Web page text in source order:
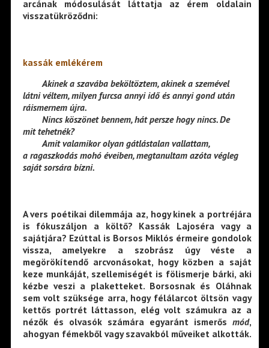
arcának módosulását láttatja az érem oldalain
visszatükröződni:
kassák emlékérem
——–Akinek a szavába beköltöztem, akinek a szemével
látni véltem, milyen furcsa annyi idő és annyi gond után
ráismernem újra.
Nincs köszönet bennem, hát persze hogy nincs. De
mit tehetnék?
——–Amit valamikor olyan gátlástalan vallattam,
a ragaszkodás mohó éveiben, megtanultam azóta végleg
saját sorsára bízni.
A vers poétikai dilemmája az, hogy kinek a portréjára
is fókuszáljon a költő? Kassák Lajoséra vagy a
sajátjára? Ezúttal is Borsos Miklós érmeire gondolok
vissza, amelyekre a szobrász úgy véste a
megörökítendő arcvonásokat, hogy közben a saját
keze munkáját, szellemiségét is fölismerje bárki, aki
kézbe veszi a plaketteket. Borsosnak és Oláhnak
sem volt szüksége arra, hogy félálarcot öltsön vagy
kettős portrét láttasson, elég volt számukra az a
nézők és olvasók számára egyaránt ismerős mód,
ahogyan fémekből vagy szavakból műveiket alkották.